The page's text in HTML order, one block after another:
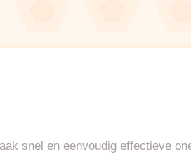
snel en eenvoudig effectieve